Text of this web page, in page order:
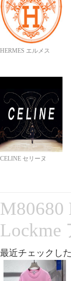
HERMES エルメス
CELINE セリーヌ
Lockme
最近チェックし